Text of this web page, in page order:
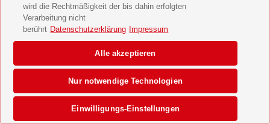
wird die Rechtmäßigkeit der bis dahin erfolgten
Verarbeitung nicht
berührt Datenschutzerklärung Impressum
Einwilligungs-Einstellungen
Nur notwendige Technologien
Alle akzeptieren